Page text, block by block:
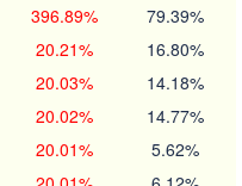
396.89% 79.39%
20.21% 16.80%
20.03% 14.18%
20.02% 14.77%
20.01% 5.62%